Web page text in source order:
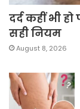
दर्द कहीं भी
सही नियम
August 8, 2026